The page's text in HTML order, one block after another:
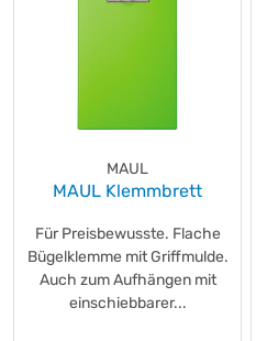
MAUL
MAUL Klemmbrett
Für Preisbewusste. Flache
Bügelklemme mit Griffmulde.
Auch zum Aufhängen mit
einschiebbarer...